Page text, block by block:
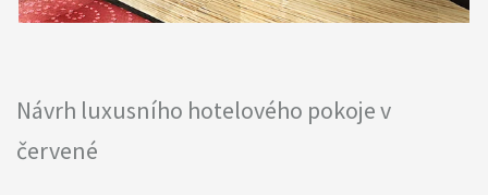
Návrh luxusního hotelového pokoje v
červené